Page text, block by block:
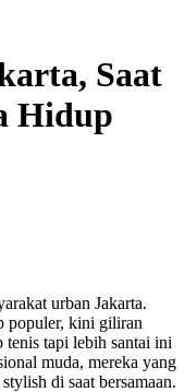
Saat
Hidup
urban Jakarta.
populer, kini giliran
tapi lebih santai ini
muda, mereka yang
di saat bersamaan.